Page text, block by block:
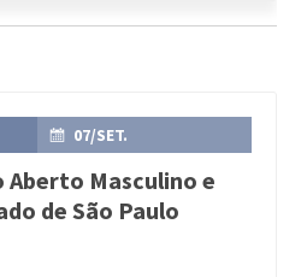
07/SET.
Aberto Masculino e
de São Paulo